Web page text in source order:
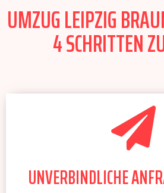
UMZUG LEIPZIG
4 SCHRITTEN
UNVERBINDLICHE